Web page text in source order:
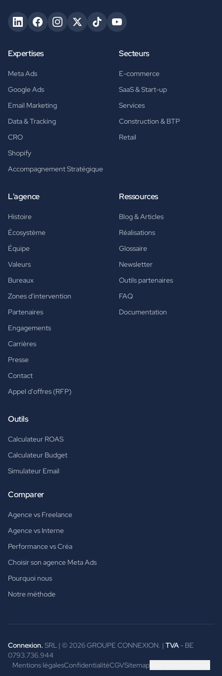
Expertises
Meta Ads
Google Ads
Email Marketing
Data & Tracking
CRO
Shopify
Accompagnement Stratégique
Secteurs
E-commerce
SaaS & Start-up
Services
Construction & BTP
Retail
L'agence
Histoire
Écosystème
Équipe
Valeurs
Bureaux
Zones d'intervention
Partenaires
Engagements
Carrières
Presse
Contact
Appel d'offres (RFP)
Ressources
Blog & Articles
Réalisations
Glossaire
Newsletter
Outils partenaires
FAQ
Documentation
Outils
Calculateur ROAS
Calculateur Budget
Simulateur Email
Comparer
Agence vs Freelance
Agence vs Interne
Performance vs Créa
Choisir son agence Meta Ads
Pourquoi nous
Notre méthode
Connexion. SRL | © 2026GROUPE CONNEXION. | TVA - BE
0793.736.944
Mentions légalesConfidentialitéCGVSitemapMon consentement